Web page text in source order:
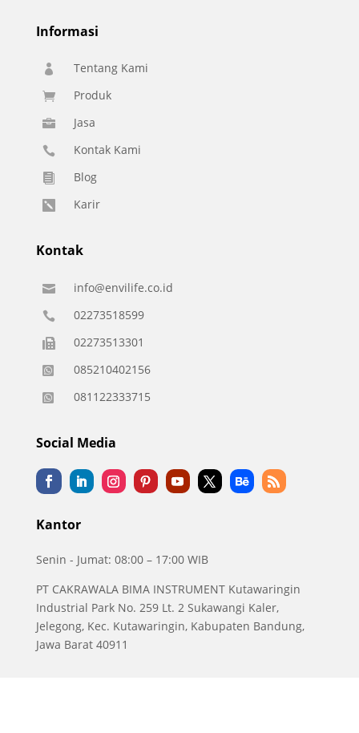
Informasi
 Tentang Kami
 Produk
 Jasa
 Kontak Kami
 Blog
 Karir
Kontak
 info@envilife.co.id
 02273518599
 02273513301
 085210402156
 081122333715
Social Media
Kantor
Senin - Jumat: 08:00 – 17:00 WIB
PT CAKRAWALA BIMA INSTRUMENT Kutawaringin
Industrial Park No. 259 Lt. 2 Sukawangi Kaler,
Jelegong, Kec. Kutawaringin, Kabupaten Bandung,
Jawa Barat 40911